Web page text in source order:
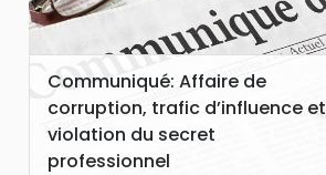
Communiqué: Affaire de
corruption, trafic d’influence et
violation du secret
professionnel